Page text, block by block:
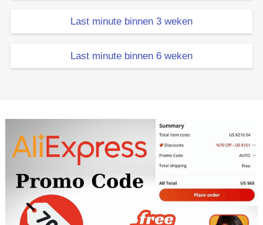
Last minute binnen 3 weken
Last minute binnen 6 weken